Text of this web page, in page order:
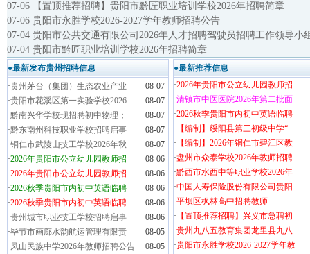
07-06 【置顶推荐招聘】贵阳市黔匠职业培训学校2026年招聘简章
07-06 贵阳市永胜学校2026-2027学年教师招聘公告
07-04 贵阳市公共交通有限公司2026年人才招聘驾驶员招聘工作领导小
07-04 贵阳市黔匠职业培训学校2026年招聘简章
●最新发布贵州招聘信息
·贵州茅台（集团）生态农业产业
08-07
·贵阳市花溪区第一实验学校2026
08-07
·黔南兴华学校现招聘初中物理；
08-07
·黔东南州科技职业学校招聘启事
08-07
·铜仁市武陵山技工学校2026年秋
08-07
·2026年贵阳市公立幼儿园教师招
08-06
·2026年贵阳市公立幼儿园教师招
08-06
·2026秋季贵阳市内初中英语临聘
08-06
·2026秋季贵阳市内初中英语临聘
08-06
·贵州城市职业技工学校招聘启事
08-06
·毕节市画廊水韵航运管理有限责
08-05
·凤山民族中学2026年教师招聘公告
08-05
●最新推荐信息
·2026年贵阳市公立幼儿园教师招
·清镇市中医医院2026年第二批面
·2026秋季贵阳市内初中英语临聘
· 【编制】绥阳县第三初级中学“
· 【编制】2026年铜仁市碧江区教
·盘州市众泰学校2026年教师招聘
·黔西市水西中等职业学校2026年
·中国人寿保险股份有限公司贵阳
·平坝区枫林高中招聘教师
· 【置顶推荐招聘】兴义市急聘初
·贵州九八五教育集团龙里县九八
·贵阳市永胜学校2026-2027学年教